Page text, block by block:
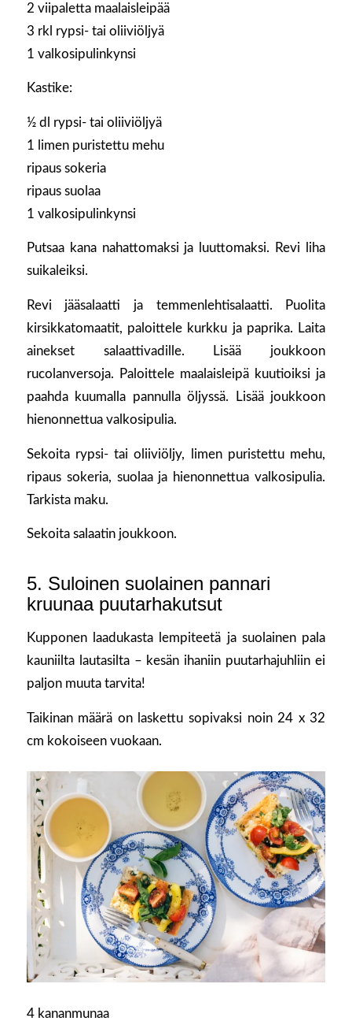
2 viipaletta maalaisleipää
3 rkl rypsi- tai oliiviöljyä
1 valkosipulinkynsi
Kastike:
½ dl rypsi- tai oliiviöljyä
1 limen puristettu mehu
ripaus sokeria
ripaus suolaa
1 valkosipulinkynsi
Putsaa kana nahattomaksi ja luuttomaksi. Revi liha
suikaleiksi.
Revi jääsalaatti ja temmenlehtisalaatti. Puolita
kirsikkatomaatit, paloittele kurkku ja paprika. Laita
ainekset salaattivadille. Lisää joukkoon
rucolanversoja. Paloittele maalaisleipä kuutioiksi ja
paahda kuumalla pannulla öljyssä. Lisää joukkoon
hienonnettua valkosipulia.
Sekoita rypsi- tai oliiviöljy, limen puristettu mehu,
ripaus sokeria, suolaa ja hienonnettua valkosipulia.
Tarkista maku.
Sekoita salaatin joukkoon.
5. Suloinen suolainen pannari
kruunaa puutarhakutsut
Kupponen laadukasta lempiteetä ja suolainen pala
kauniilta lautasilta – kesän ihaniin puutarhajuhliin ei
paljon muuta tarvita!
Taikinan määrä on laskettu sopivaksi noin 24 x 32
cm kokoiseen vuokaan.
4 kananmunaa